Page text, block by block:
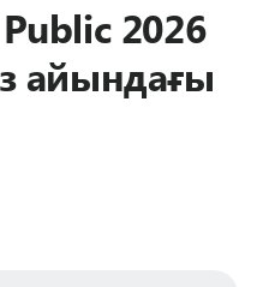
2026
айындағы